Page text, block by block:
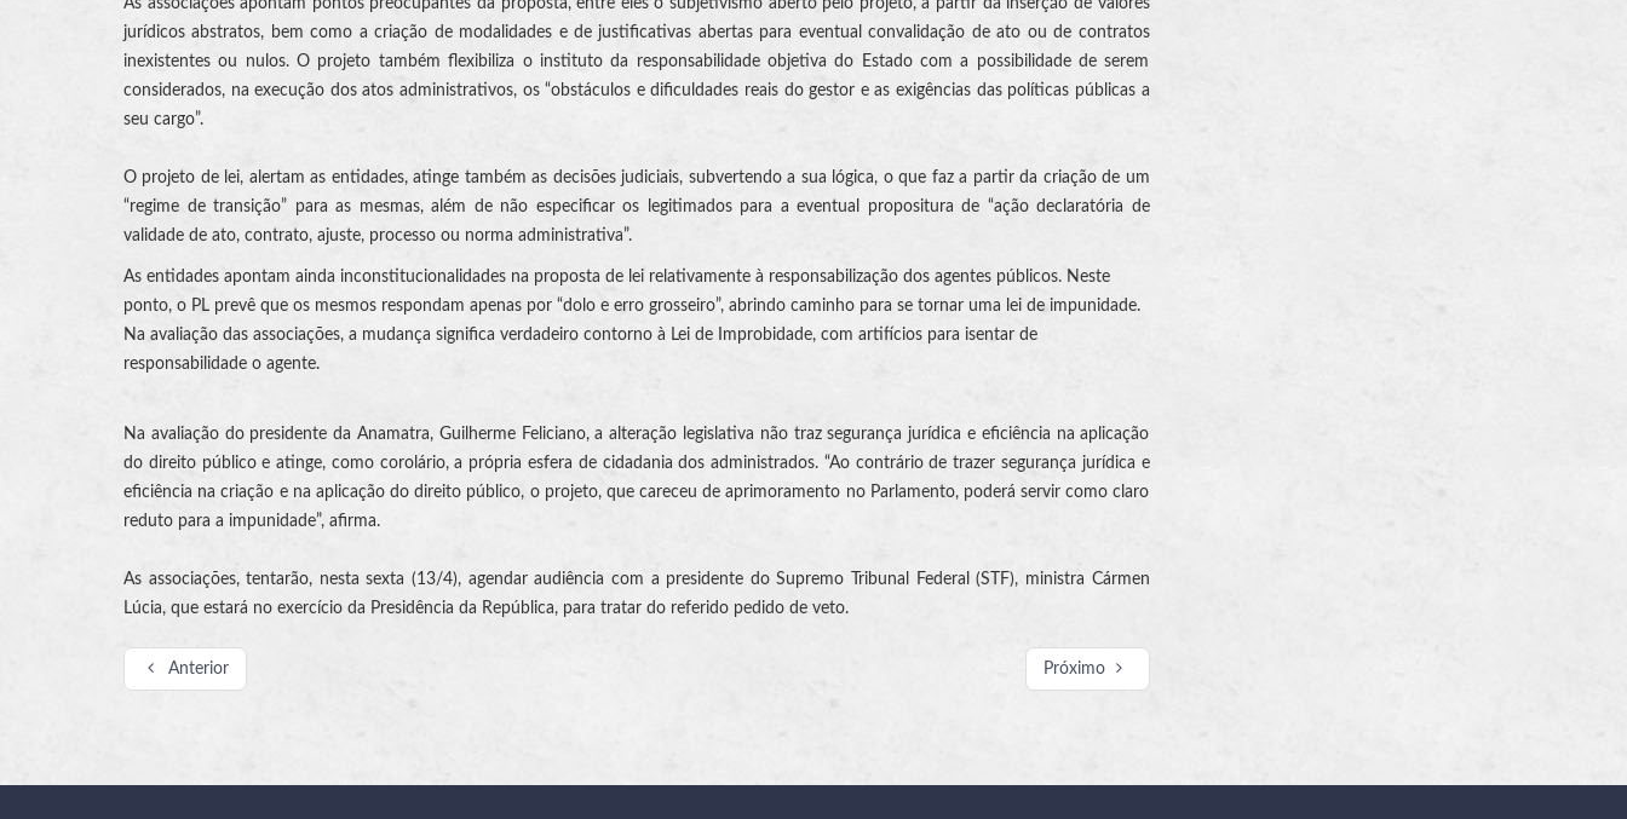
jurídicos abstratos, bem como a criação de modalidades e de justificativas abertas para eventual convalidação de ato ou de contratos
inexistentes ou nulos. O projeto também flexibiliza o instituto da responsabilidade objetiva do Estado com a possibilidade de serem
considerados, na execução dos atos administrativos, os “obstáculos e dificuldades reais do gestor e as exigências das políticas públicas a
seu cargo”.
O projeto de lei, alertam as entidades, atinge também as decisões judiciais, subvertendo a sua lógica, o que faz a partir da criação de um
“regime de transição” para as mesmas, além de não especificar os legitimados para a eventual propositura de “ação declaratória de
validade de ato, contrato, ajuste, processo ou norma administrativa”.
As entidades apontam ainda inconstitucionalidades na proposta de lei relativamente à responsabilização dos agentes públicos. Neste
ponto, o PL prevê que os mesmos respondam apenas por “dolo e erro grosseiro”, abrindo caminho para se tornar uma lei de impunidade.
Na avaliação das associações, a mudança significa verdadeiro contorno à Lei de Improbidade, com artifícios para isentar de
responsabilidade o agente.
Na avaliação do presidente da Anamatra, Guilherme Feliciano, a alteração legislativa não traz segurança jurídica e eficiência na aplicação
do direito público e atinge, como corolário, a própria esfera de cidadania dos administrados. “Ao contrário de trazer segurança jurídica e
eficiência na criação e na aplicação do direito público, o projeto, que careceu de aprimoramento no Parlamento, poderá servir como claro
reduto para a impunidade”, afirma.
As associações, tentarão, nesta sexta (13/4), agendar audiência com a presidente do Supremo Tribunal Federal (STF), ministra Cármen
Lúcia, que estará no exercício da Presidência da República, para tratar do referido pedido de veto.
Anterior Próximo